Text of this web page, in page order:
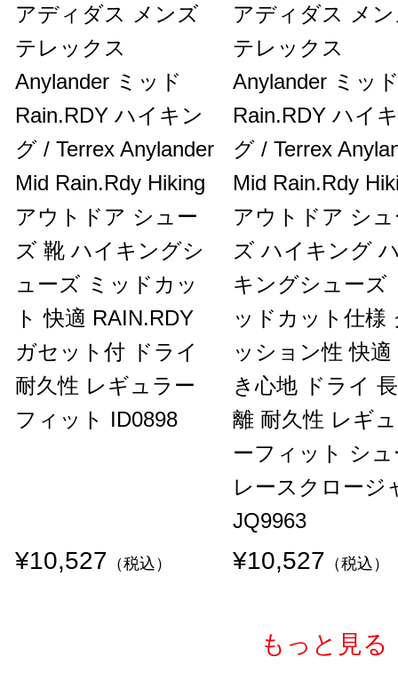
アディダス メンズ
テレックス
Anylander ミッド
Rain.RDY ハイキン
グ / Terrex Anylander
Mid Rain.Rdy Hiking
アウトドア シュー
ズ 靴 ハイキングシ
ューズ ミッドカッ
ト 快適 RAIN.RDY
ガセット付 ドライ
耐久性 レギュラー
フィット ID0898
¥10,527 （税込）
アディダス メ
テレックス
Anylander ミッ
Rain.RDY ハイ
グ / Terrex
Mid Rain.Rdy
アウトドア シ
ズ ハイキング
キングシューズ
ッドカット仕様
ッション性 快適
き心地 ドライ
離 耐久性 レギ
ーフィット シュ
レースクロージ
JQ9963
¥10,527 （税込）
もっと見る